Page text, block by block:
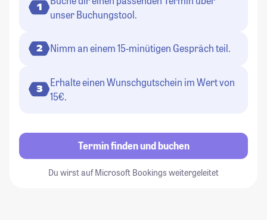
1
unser Buchungstool.
2 Nimm an einem 15-minütigen Gespräch teil.
3
Erhalte einen Wunschgutschein im Wert von
15€.
Termin finden und buchen
Du wirst auf Microsoft Bookings weitergeleitet